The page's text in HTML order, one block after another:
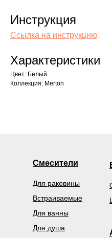
Инструкция
Ссылка на инструкцию.
Характеристики
Цвет: Белый
Коллекция: Merton
Смесители
Встраиваемые
Для ванны
Для душа
Для раковины